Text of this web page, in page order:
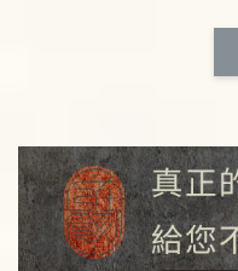
NT$ 359
NT$ 499